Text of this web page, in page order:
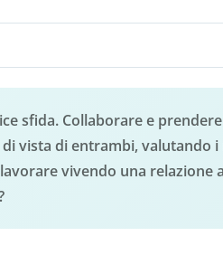
sfida. Collaborare e
vista di entrambi, valutando i
vivendo una relazione